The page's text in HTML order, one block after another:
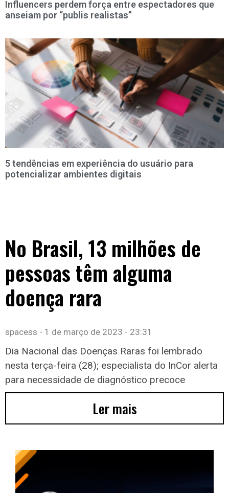
Influencers perdem força entre espectadores que
anseiam por “publis realistas”
5 tendências em experiência do usuário para
potencializar ambientes digitais
No Brasil, 13 milhões de
pessoas têm alguma
doença rara
spacess 1 de março de 2023 23:31
Dia Nacional das Doenças Raras foi lembrado
nesta terça-feira (28); especialista do InCor alerta
para necessidade de diagnóstico precoce
Ler mais